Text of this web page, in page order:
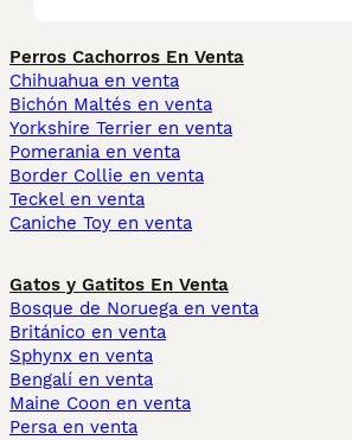
Perros Cachorros En Venta
Chihuahua en venta
Bichón Maltés en venta
Yorkshire Terrier en venta
Pomerania en venta
Border Collie en venta
Teckel en venta
Caniche Toy en venta
Gatos y Gatitos En Venta
Bosque de Noruega en venta
Británico en venta
Sphynx en venta
Bengalí en venta
Maine Coon en venta
Persa en venta